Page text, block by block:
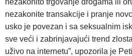
nezakonite transakcije i pranje
usko je povezan i sa seksualnim
sve veći i zabrinjavajući trend
uživo na internetu”, upozorila je